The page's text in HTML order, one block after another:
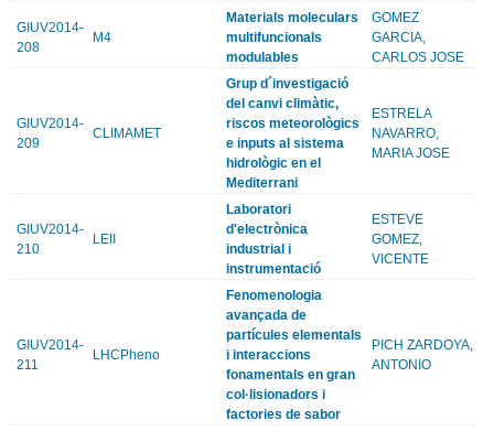
GIUV2014-
208
M4
Materials moleculars
multifuncionals
modulables
GOMEZ
GARCIA,
CARLOS JOSE
GIUV2014-
209
CLIMAMET
Grup d´investigació
del canvi climàtic,
riscos meteorològics
e inputs al sistema
hidrològic en el
Mediterrani
ESTRELA
NAVARRO,
MARIA JOSE
GIUV2014-
210
LEII
Laboratori
d'electrònica
industrial i
instrumentació
ESTEVE
GOMEZ,
VICENTE
GIUV2014-
211
LHCPheno
Fenomenologia
avançada de
partícules elementals
i interaccions
fonamentals en gran
col·lisionadors i
factories de sabor
PICH ZARDOYA,
ANTONIO